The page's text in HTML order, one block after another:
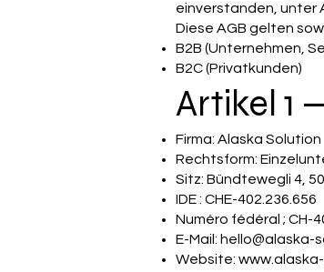
einverstanden, unter
Diese AGB gelten
B2B (Unternehmen,
B2C (Privatkunden)
Artikel 1
Firma: Alaska Solution
Rechtsform:
Sitz: Bündtewegli 4,
IDE : CHE-402.236.656
Numéro fédéral ; CH-
E-Mail: hello@alaska-
Website: